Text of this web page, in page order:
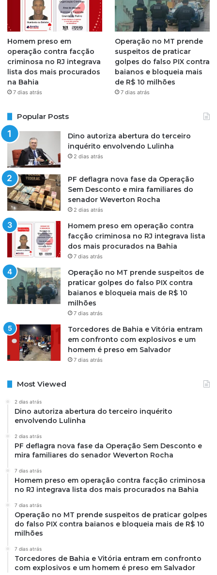
Homem preso em
operação contra facção
criminosa no RJ integrava
lista dos mais procurados
na Bahia
7 dias atrás
Operação no MT prende
suspeitos de praticar
golpes do falso PIX contra
baianos e bloqueia mais
de R$ 10 milhões
7 dias atrás
Popular Posts
Dino autoriza abertura do terceiro
inquérito envolvendo Lulinha
2 dias atrás
PF deflagra nova fase da Operação
Sem Desconto e mira familiares do
senador Weverton Rocha
2 dias atrás
Homem preso em operação contra
facção criminosa no RJ integrava lista
dos mais procurados na Bahia
7 dias atrás
Operação no MT prende suspeitos de
praticar golpes do falso PIX contra
baianos e bloqueia mais de R$ 10
milhões
7 dias atrás
Torcedores de Bahia e Vitória entram
em confronto com explosivos e um
homem é preso em Salvador
7 dias atrás
Most Viewed
2 dias atrás
Dino autoriza abertura do terceiro inquérito
envolvendo Lulinha
2 dias atrás
PF deflagra nova fase da Operação Sem Desconto e
mira familiares do senador Weverton Rocha
7 dias atrás
Homem preso em operação contra facção criminosa
no RJ integrava lista dos mais procurados na Bahia
7 dias atrás
Operação no MT prende suspeitos de praticar golpes
do falso PIX contra baianos e bloqueia mais de R$ 10
milhões
7 dias atrás
Torcedores de Bahia e Vitória entram em confronto
com explosivos e um homem é preso em Salvador